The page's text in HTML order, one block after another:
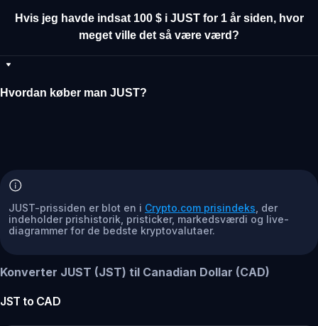
Hvis jeg havde indsat 100 $ i JUST for 1 år siden, hvor
meget ville det så være værd?
Hvordan køber man JUST?
JUST-prissiden er blot en i Crypto.com prisindeks , der
indeholder prishistorik, pristicker, markedsværdi og live-
diagrammer for de bedste kryptovalutaer.
Konverter JUST (JST) til Canadian Dollar (CAD)
JST to CAD